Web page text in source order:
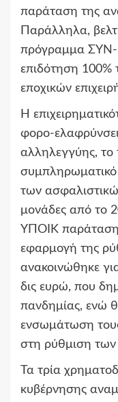
παράταση της
Παράλληλα,
πρόγραμμα ΣΥΝ-
επιδότηση
εποχικών
Η
φορο-
αλληλεγγύης, το
των
μονάδες από το
ΥΠΟΙΚ παράταση
εφαρμογή της
ανακοινώθηκε
δις ευρώ, που
πανδημίας, ενώ
ενσωμάτωση
στη ρύθμιση
Τα τρία
κυβέρνησης